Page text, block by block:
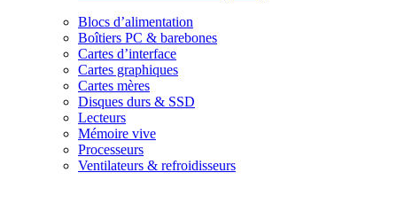
Blocs d’alimentation
Boîtiers PC & barebones
Cartes d’interface
Cartes graphiques
Cartes mères
Disques durs & SSD
Lecteurs
Mémoire vive
Processeurs
Ventilateurs & refroidisseurs